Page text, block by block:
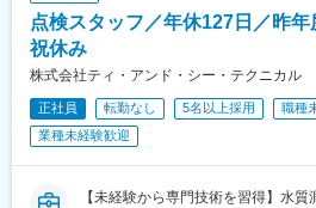
※必要に応じて出社して測定器を使
営業やプロダクトマーケティングの
とがありますが、それ以外は完全リ
■職場環境
顧客のニーズに応えるべく、サプラ
ています。
た時にはすぐに相談できる風通しの
点検スタッフ／年休127日／昨年
祝休み
株式会社ティ・アンド・シー・テクニカル
正社員 転勤なし 5名以上採用
職種
業種未経験歓迎
【未経験から専門技術を習得】水